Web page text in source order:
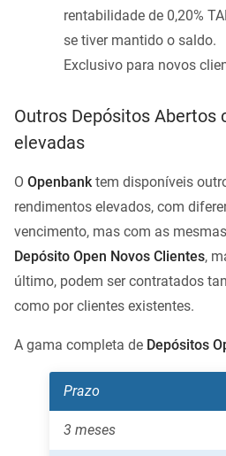
rentabilidade de 0,20%
se tiver mantido o saldo.
Exclusivo para novos
Outros Depósitos Abertos
elevadas
O Openbanktem disponíveis
rendimentos elevados, com
vencimento, mas com as
Depósito Open Novos Clientes,
último, podem ser contratados
como por clientes existentes.
A gama completa de Depósitos
Prazo
3 meses